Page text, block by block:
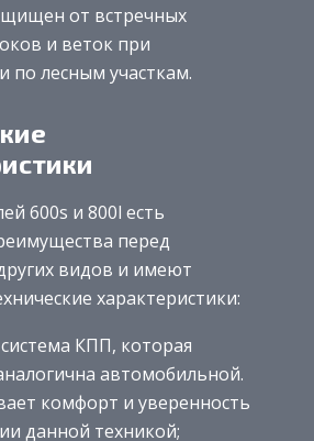
от встречных
и веток при
по лесным участкам.
600s и 800l есть
перед
видов и имеют
характеристики:
КПП, которая
автомобильной.
комфорт и уверенность
данной техникой;